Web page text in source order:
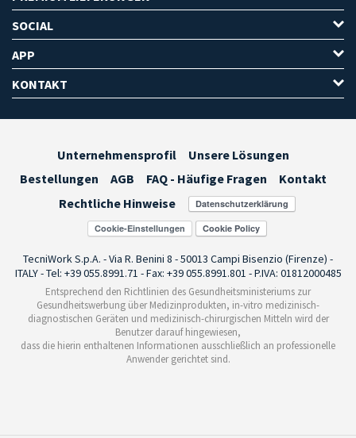
SOCIAL
APP
KONTAKT
Unternehmensprofil
Unsere Lösungen
Bestellungen
AGB FAQ - Häufige Fragen
Kontakt
Rechtliche Hinweise
Cookie-Einstellungen
TecniWork S.p.A. - Via R. Benini 8 - 50013 Campi Bisenzio (Firenze) -
ITALY - Tel: +39 055.8991.71 - Fax: +39 055.8991.801 - P.IVA: 01812000485
Entsprechend den Richtlinien des Gesundheitsministeriums zur
Gesundheitswerbung über Medizinprodukten, in-vitro medizinisch-
diagnostischen Geräten und medizinisch-chirurgischen Mitteln wird der
Benutzer darauf hingewiesen,
dass die hierin enthaltenen Informationen ausschließlich an professionelle
Anwender gerichtet sind.